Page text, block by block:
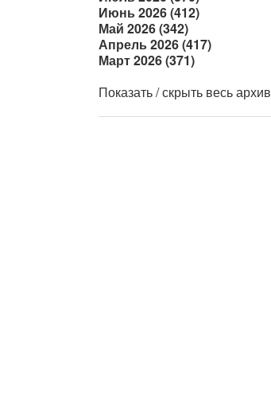
Июнь 2026 (412)
Май 2026 (342)
Апрель 2026 (417)
Март 2026 (371)
Показать / скрыть весь архив